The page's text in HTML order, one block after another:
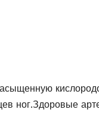
ног.Здоровые